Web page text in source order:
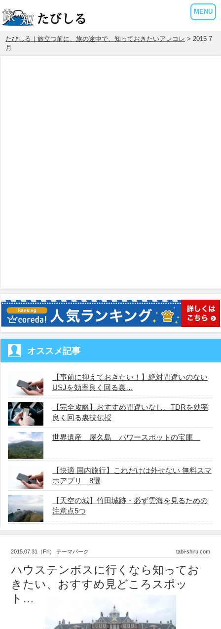
MENU
たびしる｜旅立つ前に、旅の途中で、知っておきたいアレコレ > 2015 7
月
オススメ記事
【事前に抑えておきたい！】絶対間違いのない
USJを効率良く回る裏…
【完全攻略】おすすめ間違いなし、TDRを効率
良く回る裏技伝授
世界遺産 屋久島 パワースポットの宝庫
【快適 国内旅行】これだけは外せない 無料スマ
ホアプリ 8選
【天空の城】竹田城跡・必ず雲海を見るための
注意点5つ
2015.07.31（Fri） テーマパーク tabi-shiru.com
ハウステンボスに行くなら知ってお
きたい、おすすめ見どころスポッ
ト…